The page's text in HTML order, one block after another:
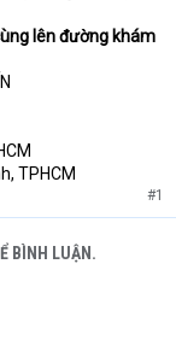
lên đường khám
TPHCM
#1
BÌNH LUẬN.